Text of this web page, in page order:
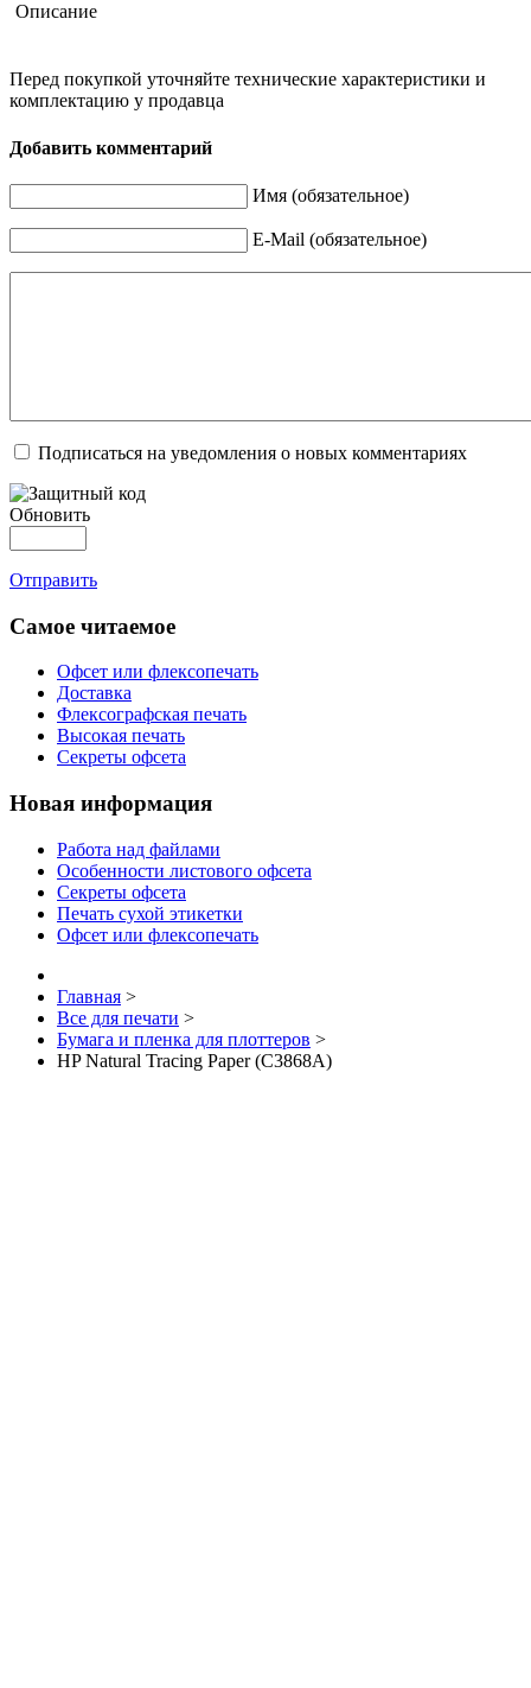
Описание
Перед покупкой уточняйте технические характеристики и
комплектацию у продавца
Добавить комментарий
Имя (обязательное)
E-Mail (обязательное)
Подписаться на уведомления о новых комментариях
Обновить
Отправить
Самое читаемое
Офсет или флексопечать
Доставка
Флексографская печать
Высокая печать
Секреты офсета
Новая информация
Работа над файлами
Особенности листового офсета
Секреты офсета
Печать сухой этикетки
Офсет или флексопечать
Главная >
Все для печати >
Бумага и пленка для плоттеров >
HP Natural Tracing Paper (C3868A)